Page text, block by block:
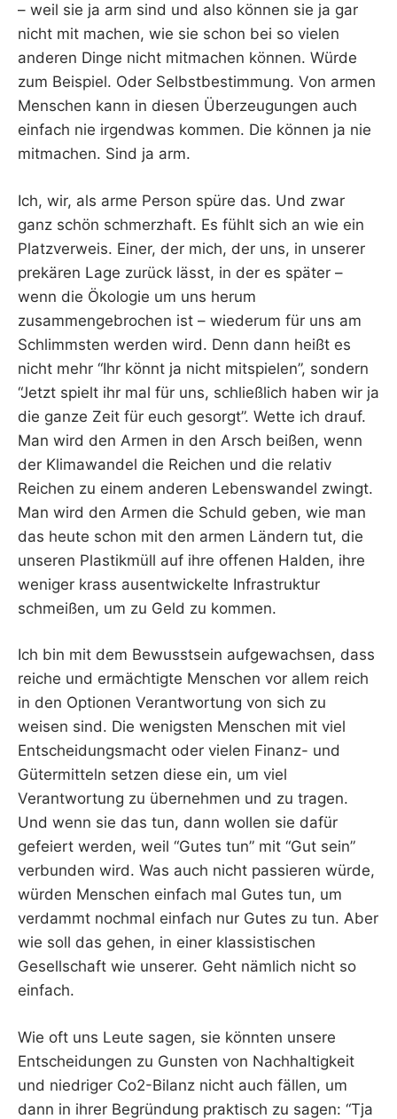
– weil sie ja arm sind und also können sie ja gar
nicht mit machen, wie sie schon bei so vielen
anderen Dinge nicht mitmachen können. Würde
zum Beispiel. Oder Selbstbestimmung. Von armen
Menschen kann in diesen Überzeugungen auch
einfach nie irgendwas kommen. Die können ja nie
mitmachen. Sind ja arm.
Ich, wir, als arme Person spüre das. Und zwar
ganz schön schmerzhaft. Es fühlt sich an wie ein
Platzverweis. Einer, der mich, der uns, in unserer
prekären Lage zurück lässt, in der es später –
wenn die Ökologie um uns herum
zusammengebrochen ist – wiederum für uns am
Schlimmsten werden wird. Denn dann heißt es
nicht mehr “Ihr könnt ja nicht mitspielen”, sondern
“Jetzt spielt ihr mal für uns, schließlich haben wir ja
die ganze Zeit für euch gesorgt”. Wette ich drauf.
Man wird den Armen in den Arsch beißen, wenn
der Klimawandel die Reichen und die relativ
Reichen zu einem anderen Lebenswandel zwingt.
Man wird den Armen die Schuld geben, wie man
das heute schon mit den armen Ländern tut, die
unseren Plastikmüll auf ihre offenen Halden, ihre
weniger krass ausentwickelte Infrastruktur
schmeißen, um zu Geld zu kommen.
Ich bin mit dem Bewusstsein aufgewachsen, dass
reiche und ermächtigte Menschen vor allem reich
in den Optionen Verantwortung von sich zu
weisen sind. Die wenigsten Menschen mit viel
Entscheidungsmacht oder vielen Finanz- und
Gütermitteln setzen diese ein, um viel
Verantwortung zu übernehmen und zu tragen.
Und wenn sie das tun, dann wollen sie dafür
gefeiert werden, weil “Gutes tun” mit “Gut sein”
verbunden wird. Was auch nicht passieren würde,
würden Menschen einfach mal Gutes tun, um
verdammt nochmal einfach nur Gutes zu tun. Aber
wie soll das gehen, in einer klassistischen
Gesellschaft wie unserer. Geht nämlich nicht so
einfach.
Wie oft uns Leute sagen, sie könnten unsere
Entscheidungen zu Gunsten von Nachhaltigkeit
und niedriger Co2-Bilanz nicht auch fällen, um
dann in ihrer Begründung praktisch zu sagen: “Tja